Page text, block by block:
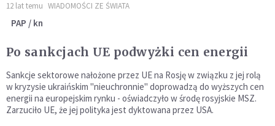
12 lat temu WIADOMOŚCI ZE ŚWIATA
PAP / kn
Po sankcjach UE podwyżki cen energii
Sankcje sektorowe nałożone przez UE na Rosję w związku z jej rolą
w kryzysie ukraińskim "nieuchronnie" doprowadzą do wyższych cen
energii na europejskim rynku - oświadczyło w środę rosyjskie MSZ.
Zarzuciło UE, że jej polityka jest dyktowana przez USA.